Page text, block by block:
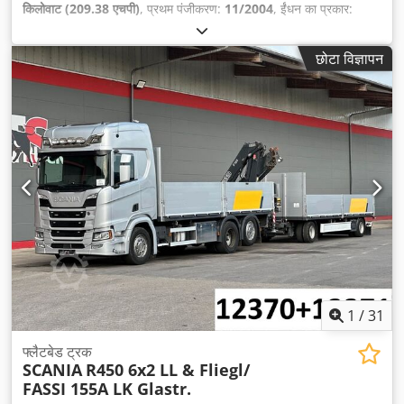
किलोवाट (209.38 एचपी), प्रथम पंजीकरण: 11/2004, ईंधन का प्रकार:
, धुरा विन्यास:
प्रकार:यांत्रिक, उत्सर्जन श्रेणी:यूरो 3, कुल लंबाई:9,230 मिमी, कुल चौड़ाई:
2,550 मिमी, कुल ऊँचाई:3,550 मिमी, छोटा विज्ञापन
1 /31
फ्लैटबेड ट्रक
SCANIA R450 6x2 LL & Fliegl/
FASSI 155A LK Glastr.